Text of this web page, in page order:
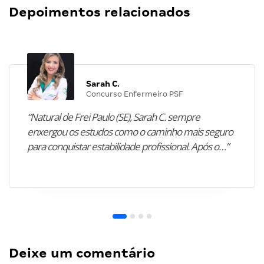
Depoimentos relacionados
Sarah C.
Concurso Enfermeiro PSF
“Natural de Frei Paulo (SE), Sarah C. sempre
enxergou os estudos como o caminho mais seguro
para conquistar estabilidade profissional. Após o…”
Deixe um comentário